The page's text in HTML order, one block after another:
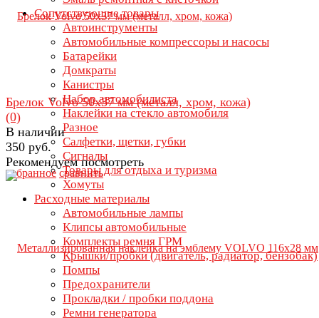
Сопутствующие товары
Автоинструменты
Автомобильные компрессоры и насосы
Батарейки
Домкраты
Канистры
Набор автомобилиста
Наклейки на стекло автомобиля
Разное
Салфетки, щетки, губки
Сигналы
Товары для отдыха и туризма
Хомуты
Расходные материалы
Автомобильные лампы
Клипсы автомобильные
Комплекты ремня ГРМ
Крышки/пробки (двигатель, радиатор, бензобак)
Помпы
Предохранители
Прокладки / пробки поддона
Ремни генератора
избранное сравнить
Брелок Volvo 50х37 мм (металл, хром, кожа)
(0)
В наличии
350 руб.
Рекомендуем посмотреть